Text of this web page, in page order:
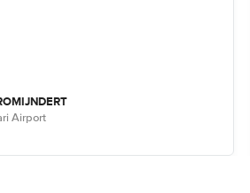
Airport